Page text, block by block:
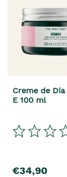
Creme de
E 100 ml
€34,90